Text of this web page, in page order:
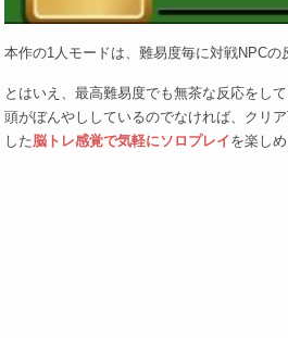
本作の1人モードは、難易度毎に対戦NPCの
とはいえ、最高難易度でも無茶な反応をし
頭がぼんやししているのでなければ、クリ
した脳トレ感覚で気軽にソロプレイ を楽しめ